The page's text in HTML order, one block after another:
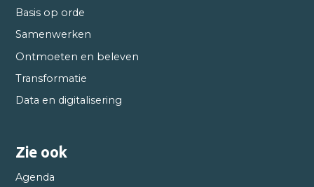
Basis op orde
Samenwerken
Ontmoeten en beleven
Transformatie
Data en digitalisering
Zie ook
Agenda